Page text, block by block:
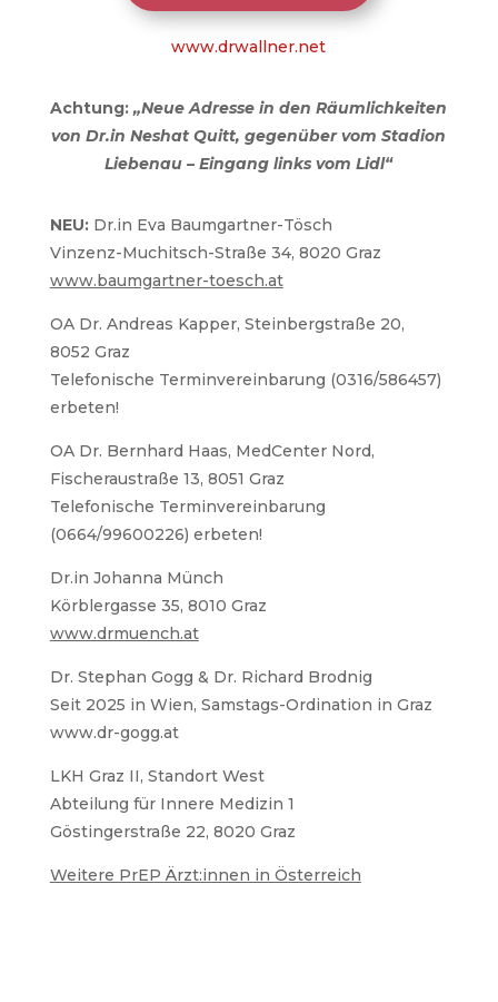
www.drwallner.net
Achtung:„Neue Adresse in den Räumlichkeiten
von Dr.in Neshat Quitt, gegenüber vom Stadion
Liebenau – Eingang links vom Lidl“
NEU:Dr.in Eva Baumgartner-Tösch
Vinzenz-Muchitsch-Straße 34, 8020 Graz
www.baumgartner-toesch.at
OA Dr. Andreas Kapper, Steinbergstraße 20,
8052 Graz
Telefonische Terminvereinbarung (0316/586457)
erbeten!
OA Dr. Bernhard Haas, MedCenter Nord,
Fischeraustraße 13, 8051 Graz
Telefonische Terminvereinbarung
(0664/99600226) erbeten!
Dr.in Johanna Münch
Körblergasse 35, 8010 Graz
www.drmuench.at
Dr. Stephan Gogg & Dr. Richard Brodnig
Seit 2025 in Wien, Samstags-Ordination in Graz
www.dr-gogg.at
LKH Graz II, Standort West
Abteilung für Innere Medizin 1
Göstingerstraße 22, 8020 Graz
Weitere PrEP Ärzt:innen in Österreich